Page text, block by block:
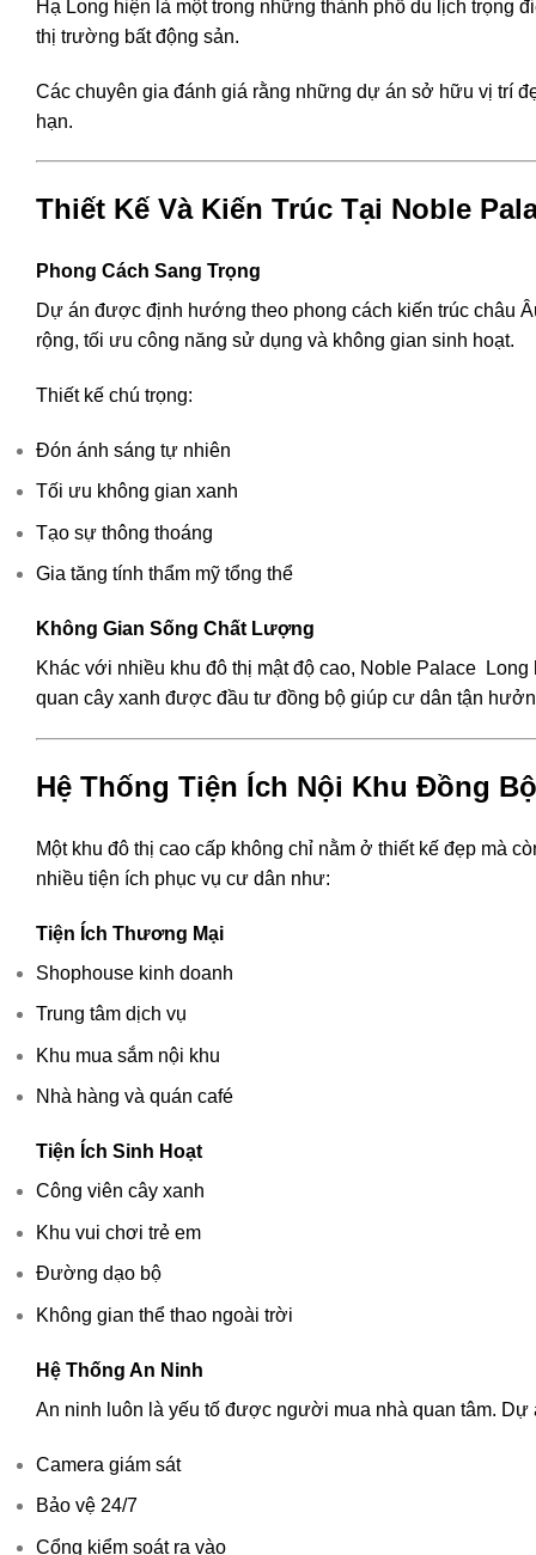
Hạ Long hiện là một trong những thành phố du lịch trọng
thị trường bất động sản.
Các chuyên gia đánh giá rằng những dự án sở hữu vị trí
hạn.
Thiết Kế Và Kiến Trúc Tại Noble
Phong Cách Sang Trọng
Dự án được định hướng theo phong cách kiến trúc châu
rộng, tối ưu công năng sử dụng và không gian sinh hoạt.
Thiết kế chú trọng:
Đón ánh sáng tự nhiên
Tối ưu không gian xanh
Tạo sự thông thoáng
Gia tăng tính thẩm mỹ tổng thể
Không Gian Sống Chất Lượng
Khác với nhiều khu đô thị mật độ cao, Noble Palace
quan cây xanh được đầu tư đồng bộ giúp cư dân tận
Hệ Thống Tiện Ích Nội Khu Đồng Bộ
Một khu đô thị cao cấp không chỉ nằm ở thiết kế đẹp mà
nhiều tiện ích phục vụ cư dân như:
Tiện Ích Thương Mại
Shophouse kinh doanh
Trung tâm dịch vụ
Khu mua sắm nội khu
Nhà hàng và quán café
Tiện Ích Sinh Hoạt
Công viên cây xanh
Khu vui chơi trẻ em
Đường dạo bộ
Không gian thể thao ngoài trời
Hệ Thống An Ninh
An ninh luôn là yếu tố được người mua nhà quan tâm.
Camera giám sát
Bảo vệ 24/7
Cổng kiểm soát ra vào